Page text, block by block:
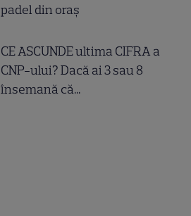
padel din oraș
CE ASCUNDE ultima CIFRA a
CNP-ului? Dacă ai 3 sau 8
însemană că...